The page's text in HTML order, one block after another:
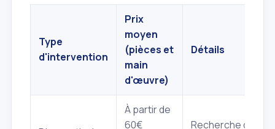
Type
d'intervention
Prix
moyen
(pièces et
main
d'œuvre)
Détails
À partir de
60€
Recherche de